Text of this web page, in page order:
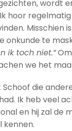
wordt
hoor
Misschien
onkunde te
ik toch niet.”
we het
Schoof die
Ik heb veel
en hij zal de
kennen.